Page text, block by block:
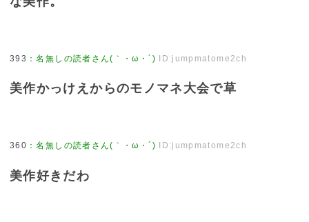
393 ：名無しの読者さん(｀・ω・´) ID:jumpmatome2ch
美作かっけえからのモノマネ大会で草
360 ：名無しの読者さん(｀・ω・´) ID:jumpmatome2ch
美作好きだわ